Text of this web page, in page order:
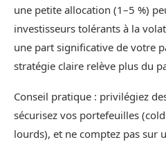
une petite allocation (1–5 %)
investisseurs tolérants à la
une part significative de votre
stratégie claire relève plus du
Conseil pratique : privilégiez
sécurisez vos portefeuilles
lourds), et ne comptez pas sur